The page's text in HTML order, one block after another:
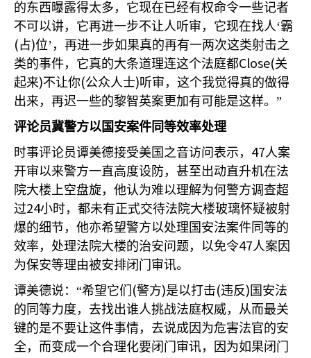
的东西曝露得太多，它现在已经有权命令一些记者
不可以讲，它再进一步不让人听审，它现在找人‘霸
(占)位’，再进一步如果真的再有一两次这类射击之
类的事件，它真的大条道理连这个法庭都Close(关
起来)不让你(公众人士)听审，这个我觉得真的做得
出来，再迟一些的黎智英案更加有可能是这样。”
评论员冀警方以国安案件同等效率处理
时事评论员谭美德接受美国之音访问表示， 47人案
开审以来警方一直高度设防，甚至出动直升机在法
院大楼上空盘旋，他认为难以理解为何警方调查超
过24小时，都未有正式交待法院大楼玻璃怀疑被射
爆的细节，他亦希望警方以处理国安法案件同等的
效率，处理法院大楼的治安问题，以免令47人案因
为保安等理由被安排闭门审讯。
谭美德说：“希望它们 (警方)是以打击(违反) 国安法
的同等力度，去找出谁人挑战法庭权威，从而最关
键的是不要让这件事情，去说成因为危害法官的安
全，而变成一个合理化要闭门审讯，因为如果闭门